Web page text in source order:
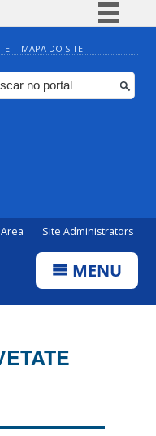
Simplifique!
Comunica BR
Participe
MAPA DO SITE
Site Administrators
MENU